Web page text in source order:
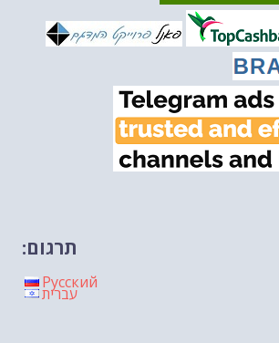
מיכאל בן ארי על פרשת הת...
מיכאל בן ארי על פרשת הת...-- 13/02/2026
מיכאל בן ארי על פרשת השבוע ת...-- 06/02/2026
חלקם של היהודים הולך ופוחת....
מיכאל בן ארי על פרשת השבוע ת...
תרגום:
Русский
עברית